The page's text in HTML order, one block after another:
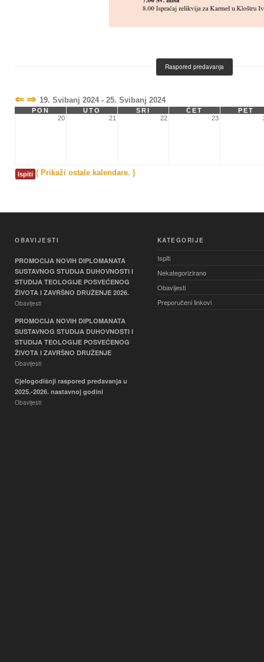
Raspored predavanja
⇐ ⇒ 19. Svibanj 2024 - 25. Svibanj 2024
PON UTO SRI ČET
PET
20
21 22 23
Ispiti ( Prikaži ostale kalendare. )
OBAVIJESTI
PROMOCIJA NOVIH DIPLOMANATA
SUSTAVNOG STUDIJA DUHOVNOSTI I
STUDIJA TEOLOGIJE POSVEĆENOG
ŽIVOTA I ZAVRŠNO DRUŽENJE 2026.
Obavijesti
PROMOCIJA NOVIH DIPLOMANATA
SUSTAVNOG STUDIJA DUHOVNOSTI I
STUDIJA TEOLOGIJE POSVEĆENOG
ŽIVOTA I ZAVRŠNO DRUŽENJE
Obavijesti
Cjelogodišnji raspored predavanja u
2025.-2026. nastavnoj godini
Obavijesti
KATEGORIJE
Ispiti
Nekategorizirano
Obavijesti
Preporučeni linkovi